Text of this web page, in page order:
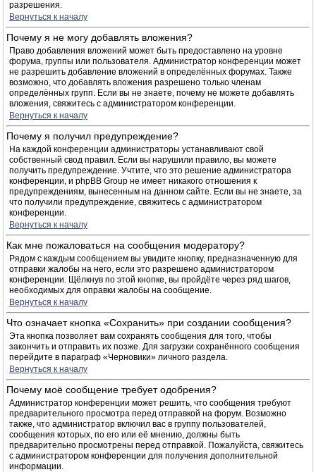
разрешения.
Вернуться к началу
Почему я не могу добавлять вложения?
Право добавления вложений может быть предоставлено на уровне
форума, группы или пользователя. Администратор конференции может
не разрешить добавление вложений в определённых форумах. Также
возможно, что добавлять вложения разрешено только членам
определённых групп. Если вы не знаете, почему не можете добавлять
вложения, свяжитесь с администратором конференции.
Вернуться к началу
Почему я получил предупреждение?
На каждой конференции администраторы устанавливают свой
собственный свод правил. Если вы нарушили правило, вы можете
получить предупреждение. Учтите, что это решение администратора
конференции, и phpBB Group не имеет никакого отношения к
предупреждениям, вынесенным на данном сайте. Если вы не знаете, за
что получили предупреждение, свяжитесь с администратором
конференции.
Вернуться к началу
Как мне пожаловаться на сообщения модератору?
Рядом с каждым сообщением вы увидите кнопку, предназначенную для
отправки жалобы на него, если это разрешено администратором
конференции. Щёлкнув по этой кнопке, вы пройдёте через ряд шагов,
необходимых для оправки жалобы на сообщение.
Вернуться к началу
Что означает кнопка «Сохранить» при создании сообщения?
Эта кнопка позволяет вам сохранять сообщения для того, чтобы
закончить и отправить их позже. Для загрузки сохранённого сообщения
перейдите в параграф «Черновики» личного раздела.
Вернуться к началу
Почему моё сообщение требует одобрения?
Администратор конференции может решить, что сообщения требуют
предварительного просмотра перед отправкой на форум. Возможно
также, что администратор включил вас в группу пользователей,
сообщения которых, по его или её мнению, должны быть
предварительно просмотрены перед отправкой. Пожалуйста, свяжитесь
с администратором конференции для получения дополнительной
информации.